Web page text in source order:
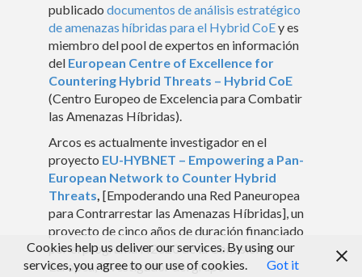
© Rubén Arcos 2017
publicado documentos de análisis estratégico
de amenazas híbridas para el Hybrid CoEy es
miembro del pool de expertos en información
del European Centre of Excellence for
Countering Hybrid Threats – Hybrid CoE
(Centro Europeo de Excelencia para Combatir
las Amenazas Híbridas).
Arcos es actualmente investigador en el
proyecto EU-HYBNET – Empowering a Pan-
European Network to Counter Hybrid
Threats, [Empoderando una Red Paneuropea
para Contrarrestar las Amenazas Híbridas], un
proyecto de cinco años de duración financiado
por el programa H2020 de la Comisión
Europea; investigador del grupo
Cookies help us deliver our services. By using our
services, you agree to our use of cookies.
Got it